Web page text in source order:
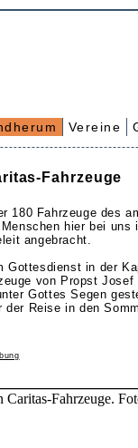
Vereine
Fahrzeuge
180 Fahrzeuge des
hier bei uns
angebracht.
Gottesdienst in der
von Propst Josef
Gottes Segen
Reise in den